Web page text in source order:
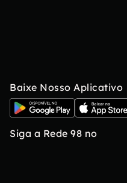
Baixe Nosso Aplicativo
Siga a Rede 98 no